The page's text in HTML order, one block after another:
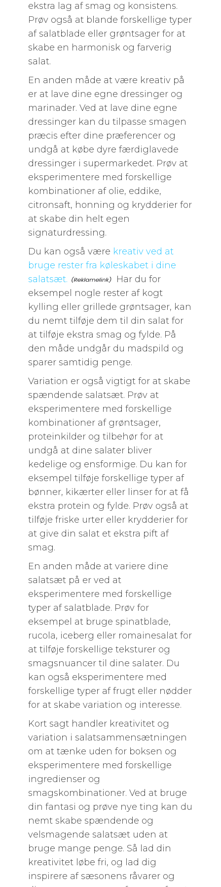
ekstra lag af smag og konsistens.
Prøv også at blande forskellige typer
af salatblade eller grøntsager for at
skabe en harmonisk og farverig
salat.
En anden måde at være kreativ på
er at lave dine egne dressinger og
marinader. Ved at lave dine egne
dressinger kan du tilpasse smagen
præcis efter dine præferencer og
undgå at købe dyre færdiglavede
dressinger i supermarkedet. Prøv at
eksperimentere med forskellige
kombinationer af olie, eddike,
citronsaft, honning og krydderier for
at skabe din helt egen
signaturdressing.
Du kan også være kreativ ved at
bruge rester fra køleskabet i dine
salatsæt.
Har du for
eksempel nogle rester af kogt
kylling eller grillede grøntsager, kan
du nemt tilføje dem til din salat for
at tilføje ekstra smag og fylde. På
den måde undgår du madspild og
sparer samtidig penge.
Variation er også vigtigt for at skabe
spændende salatsæt. Prøv at
eksperimentere med forskellige
kombinationer af grøntsager,
proteinkilder og tilbehør for at
undgå at dine salater bliver
kedelige og ensformige. Du kan for
eksempel tilføje forskellige typer af
bønner, kikærter eller linser for at få
ekstra protein og fylde. Prøv også at
tilføje friske urter eller krydderier for
at give din salat et ekstra pift af
smag.
En anden måde at variere dine
salatsæt på er ved at
eksperimentere med forskellige
typer af salatblade. Prøv for
eksempel at bruge spinatblade,
rucola, iceberg eller romainesalat for
at tilføje forskellige teksturer og
smagsnuancer til dine salater. Du
kan også eksperimentere med
forskellige typer af frugt eller nødder
for at skabe variation og interesse.
Kort sagt handler kreativitet og
variation i salatsammensætningen
om at tænke uden for boksen og
eksperimentere med forskellige
ingredienser og
smagskombinationer. Ved at bruge
din fantasi og prøve nye ting kan du
nemt skabe spændende og
velsmagende salatsæt uden at
bruge mange penge. Så lad din
kreativitet løbe fri, og lad dig
inspirere af sæsonens råvarer og